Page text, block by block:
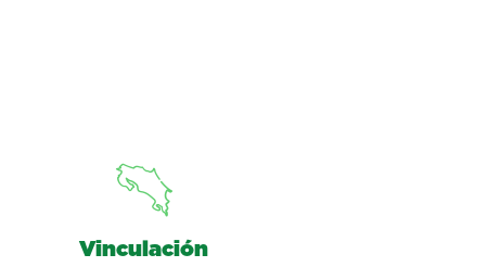
Vinculación